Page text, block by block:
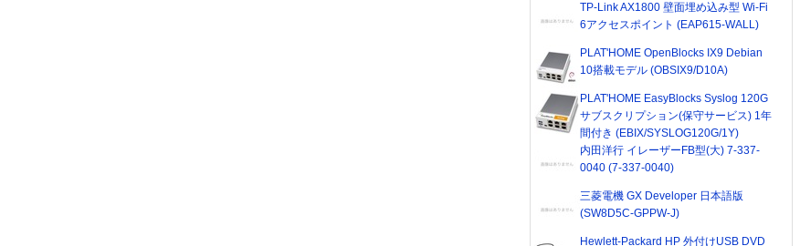
TP-Link AX1800 壁面埋め込み型 Wi-Fi
6アクセスポイント (EAP615-WALL)
PLAT'HOME OpenBlocks IX9 Debian
10搭載モデル (OBSIX9/D10A)
PLAT'HOME EasyBlocks Syslog 120G
サブスクリプション(保守サービス) 1年
間付き (EBIX/SYSLOG120G/1Y)
内田洋行 イレーザーFB型(大) 7-337-
0040 (7-337-0040)
三菱電機 GX Developer 日本語版
(SW8D5C-GPPW-J)
Hewlett-Packard HP 外付けUSB DVD